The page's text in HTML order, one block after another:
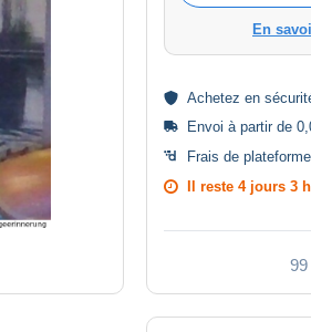
En
Achetez en
Envoi à partir de
Frais de
Il reste 4 jours 3